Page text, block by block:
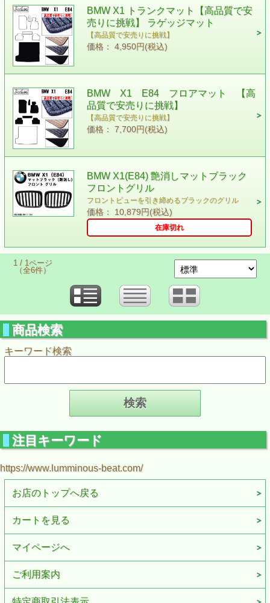
BMW X1 トランクマット【高品質で安
売りに挑戦】 ラゲッジマット
【高品質で安売りに挑戦】
価格： 4,950円(税込)
BMW X1 E84 フロアマット 【高
品質で安売りに挑戦】
【高品質で安売りに挑戦】
価格： 7,700円(税込)
BMW X1(E84) 艶消しマットブラック
フロントグリル
フロントビューを引き締めるブラックのグリル
価格： 10,879円(税込)
在庫切れ
1 / 1ページ
（全6件）
商品検索
キーワード検索
注目キーワード
https://www.lumminous-beat.com/
お店のトップへ戻る
カートを見る
マイページへ
ご利用案内